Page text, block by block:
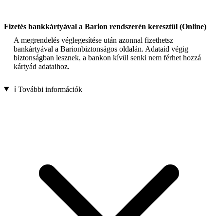
Fizetés bankkártyával a Barion rendszerén keresztül (Online)
A megrendelés véglegesítése után azonnal fizethetsz
bankártyával a Barionbiztonságos oldalán. Adataid végig
biztonságban lesznek, a bankon kívül senki nem férhet hozzá
kártyád adataihoz.
ℹ️ További információk